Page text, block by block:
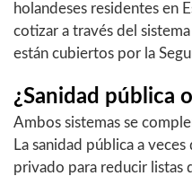
holandeses residentes en
cotizar a través del
están cubiertos por la
¿Sanidad pública
Ambos sistemas se
La sanidad pública a
privado para reducir listas